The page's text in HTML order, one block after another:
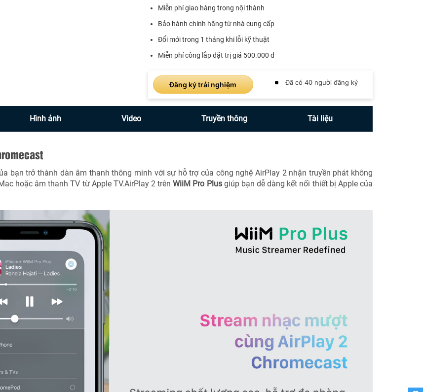
Miễn phí giao hàng trong nội thành
Bảo hành chính hãng từ nhà cung cấp
Đổi mới trong 1 tháng khi lỗi kỹ thuật
Miễn phí công lắp đặt trị giá 500.000 đ
Đăng ký trải nghiệm Đã có 40 người đăng ký
Hình ảnh Video Truyền thông Tài liệu
bạn trở thành dàn âm thanh thông minh với sự hỗ trợ của công nghệ AirPlay 2 nhận truyền phát không
hoặc âm thanh TV từ Apple TV.AirPlay 2 trênWiiM Pro Plusgiúp bạn dễ dàng kết nối thiết bị Apple của